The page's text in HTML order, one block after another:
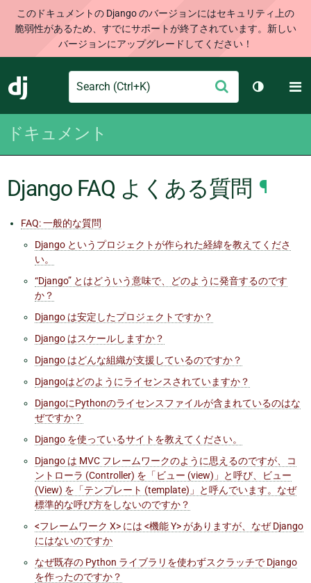
このドキュメントの Django のバージョンにはセキュリティ上の
脆弱性があるため、すでにサポートが終了されています。新しい
バージョンにアップグレードしてください！
Django
Search
信
テーマを
ドキュメント
Django FAQ よくある質問 ¶
FAQ: 一般的な質問
Django というプロジェクトが作られた経緯を教えてくださ
い。
“Django” とはどういう意味で、どのように発音するのです
か？
Django は安定したプロジェクトですか？
Django はスケールしますか？
Django はどんな組織が支援しているのですか？
Djangoはどのようにライセンスされていますか？
DjangoにPythonのライセンスファイルが含まれているのはな
ぜですか？
Django を使っているサイトを教えてください。
Django は MVC フレームワークのように思えるのですが、コ
ントローラ (Controller) を「ビュー (view)」と呼び、ビュー
(View) を「テンプレート (template)」と呼んでいます。なぜ
標準的な呼び方をしないのですか？
<フレームワーク X> には <機能 Y> がありますが、なぜ Django
にはないのですか
なぜ既存の Python ライブラリを使わずスクラッチで Django
を作ったのですか？